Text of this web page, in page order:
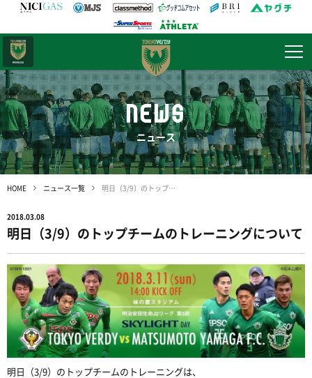
NEWS
ニュース
HOME ニュース一覧 明日（3/9）のトップチームのトレーニングについて
2018.03.08
明日（3/9）のトップチームのトレーニングについて
明日（3/9）のトップチームのトレーニングは、